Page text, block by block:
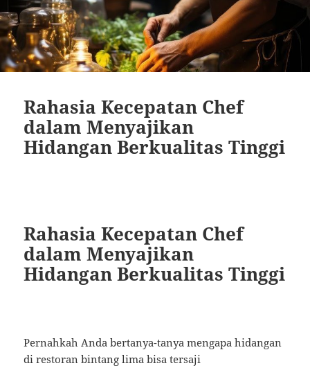
Rahasia Kecepatan Chef
dalam Menyajikan
Hidangan Berkualitas Tinggi
Rahasia Kecepatan Chef
dalam Menyajikan
Hidangan Berkualitas Tinggi
Pernahkah Anda bertanya-tanya mengapa hidangan
di restoran bintang lima bisa tersaji